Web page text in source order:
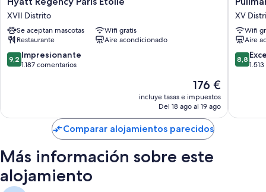
Regency
Paris
Etoile
XVII
Distrito
XVII Distrito
Se aceptan mascotas
Wifi gratis
Restaurante
Aire acondicionado
9.2
sobre
9,2 Impresionante
1.187 comentarios
El
precio
actual
de
176 €
176 €
incluye tasas e impuestos
Del 18 ago al 19 ago
Paris
Tour
Eiffel
XV
Distrito
XV
Wifi
Aire
8.8
sobre
8,8
Comparar alojamientos parecidos
Más información sobre este
alojamiento